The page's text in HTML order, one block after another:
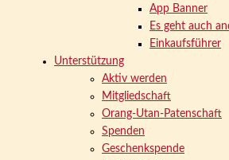
App Banner
Es geht auch
Einkaufsführer
Unterstützung
Aktiv werden
Mitgliedschaft
Orang-Utan-Patenschaft
Spenden
Geschenkspende